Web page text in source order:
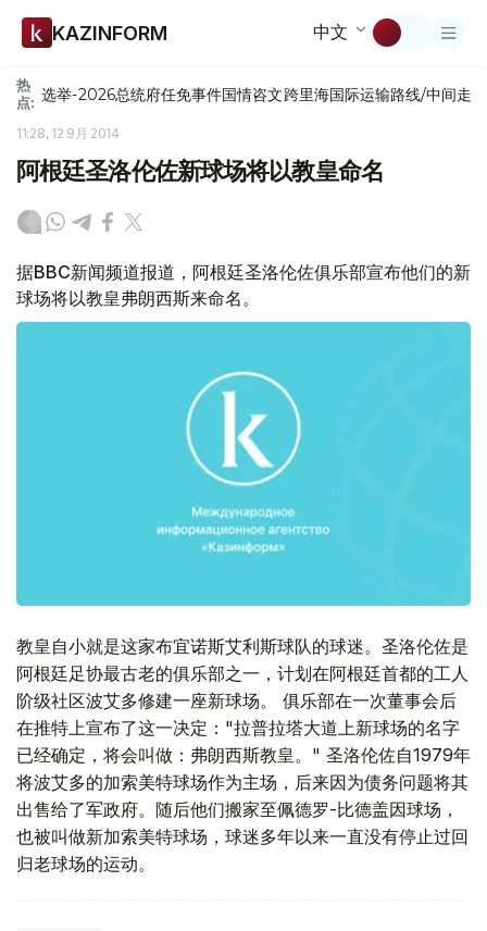
KAZINFORM 中文
热
点: 选举-2026总统府任免事件国情咨文跨里海国际运输路线/中间走廊
11:28, 12 9月 2014
阿根廷圣洛伦佐新球场将以教皇命名
据BBC新闻频道报道，阿根廷圣洛伦佐俱乐部宣布他们的新
球场将以教皇弗朗西斯来命名。
教皇自小就是这家布宜诺斯艾利斯球队的球迷。圣洛伦佐是
阿根廷足协最古老的俱乐部之一，计划在阿根廷首都的工人
阶级社区波艾多修建一座新球场。 俱乐部在一次董事会后
在推特上宣布了这一决定："拉普拉塔大道上新球场的名字
已经确定，将会叫做：弗朗西斯教皇。" 圣洛伦佐自1979年
将波艾多的加索美特球场作为主场，后来因为债务问题将其
出售给了军政府。随后他们搬家至佩德罗-比德盖因球场，
也被叫做新加索美特球场，球迷多年以来一直没有停止过回
归老球场的运动。